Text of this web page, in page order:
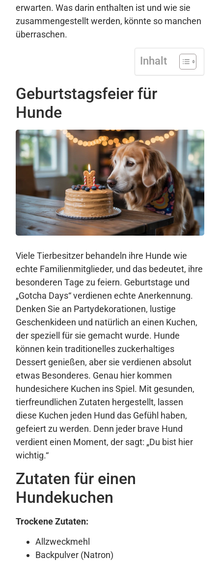
erwarten. Was darin enthalten ist und wie sie
zusammengestellt werden, könnte so manchen
überraschen.
Inhalt
Geburtstagsfeier für
Hunde
Viele Tierbesitzer behandeln ihre Hunde wie
echte Familienmitglieder, und das bedeutet, ihre
besonderen Tage zu feiern. Geburtstage und
„Gotcha Days“ verdienen echte Anerkennung.
Denken Sie an Partydekorationen, lustige
Geschenkideen und natürlich an einen Kuchen,
der speziell für sie gemacht wurde. Hunde
können kein traditionelles zuckerhaltiges
Dessert genießen, aber sie verdienen absolut
etwas Besonderes. Genau hier kommen
hundesichere Kuchen ins Spiel. Mit gesunden,
tierfreundlichen Zutaten hergestellt, lassen
diese Kuchen jeden Hund das Gefühl haben,
gefeiert zu werden. Denn jeder brave Hund
verdient einen Moment, der sagt: „Du bist hier
wichtig.“
Zutaten für einen
Hundekuchen
Trockene Zutaten:
Allzweckmehl
Backpulver (Natron)